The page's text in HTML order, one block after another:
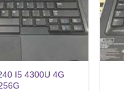
I5 4300U 4G